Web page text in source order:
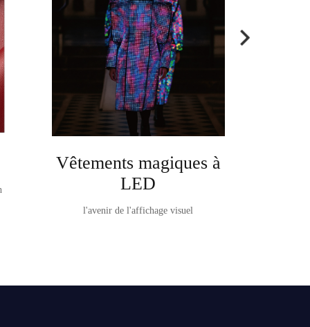
Vêtements magiques à
LED
l'avenir de l'affichage visuel